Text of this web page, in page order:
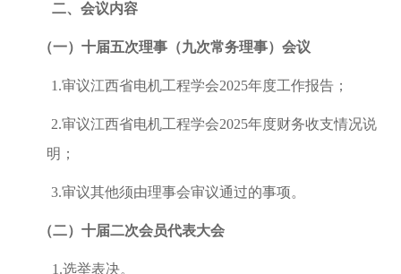
二、 会议内容
（一） 十届五次理事（九次常务理事）会议
1.审议江西省电机工程学会2025年度工作报告；
2.审议江西省电机工程学会2025年度财务收支情况说
明；
3.审议其他须由理事会审议通过的事项。
（二） 十届二次会员代表大会
1.选举表决。